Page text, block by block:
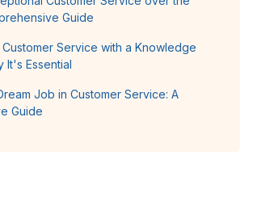
Guide
Customer Service with a Knowledge
It's Essential
Job in Customer Service: A
Guide